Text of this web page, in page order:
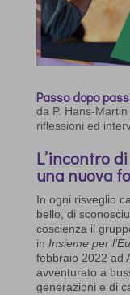
Passo dopo
da P. Hans-
riflessioni ed
L’incontro
una nuova
In ogni risveglio
bello, di
coscienza il
in Insieme per
febbraio 2022 ad
avventurato a
generazioni e di